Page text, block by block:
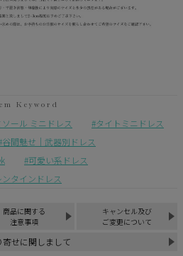
ール ミニドレス
タイトミニドレス
谷間魅せ｜武器別ドレス
可愛い系ドレス
ンタインドレス
商品に関する
注意事項
キャンセル及び
ご変更について
寄せに関しまして